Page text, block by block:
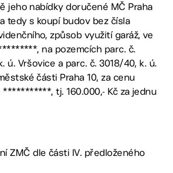
jeho nabídky doručené MČ Praha
tedy s koupí budov bez čísla
způsob využití garáž, ve
na pozemcích parc. č.
ú. Vršovice a parc. č. 3018/40, k. ú.
části Praha 10, za cenu
tj. 160.000,- Kč za jednu
ZMČ dle části IV. předloženého